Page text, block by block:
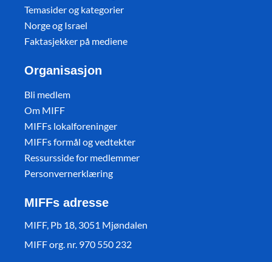
Temasider og kategorier
Norge og Israel
Faktasjekker på mediene
Organisasjon
Bli medlem
Om MIFF
MIFFs lokalforeninger
MIFFs formål og vedtekter
Ressursside for medlemmer
Personvernerklæring
MIFFs adresse
MIFF, Pb 18, 3051 Mjøndalen
MIFF org. nr. 970 550 232